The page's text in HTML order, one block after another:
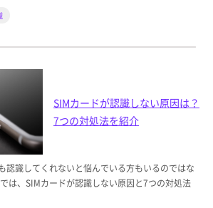
SIMカードが認識しない原因は？
7つの対処法を紹介
認識してくれないと悩んでいる方もいるのではな
は、SIMカードが認識しない原因と7つの対処法